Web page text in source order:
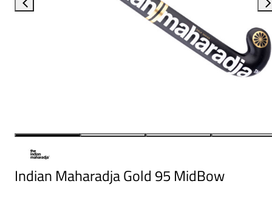
Indian Maharadja Gold 95 MidBow